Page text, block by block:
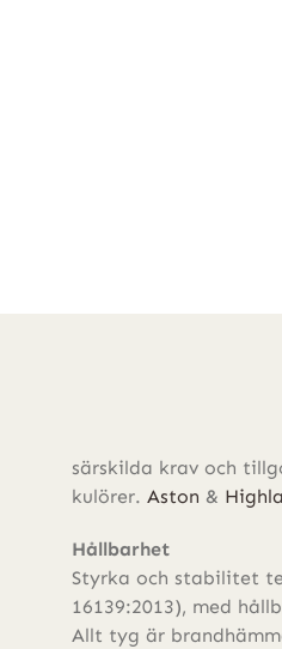
särskilda krav och
kulörer.Aston &
Hållbarhet
Styrka och stabilitet
16139:2013), med
Allt tyg är